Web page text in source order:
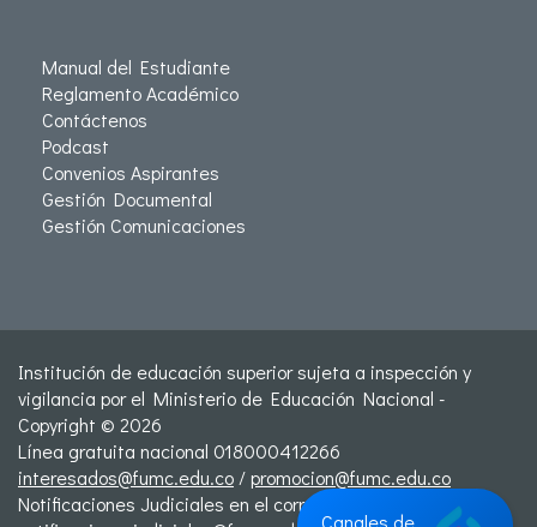
Manual del Estudiante
Reglamento Académico
Contáctenos
Podcast
Convenios Aspirantes
Gestión Documental
Gestión Comunicaciones
Institución de educación superior sujeta a inspección y
vigilancia por el Ministerio de Educación Nacional -
Copyright © 2026
Línea gratuita nacional 018000412266
interesados@fumc.edu.co /promocion@fumc.edu.co
Notificaciones Judiciales en el correo:
Canales de